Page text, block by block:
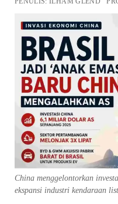
China menggelontorkan
ekspansi industri kendaraan